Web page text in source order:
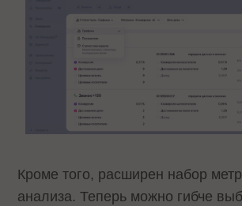
Кроме того, расширен набор
анализа. Теперь можно гибче